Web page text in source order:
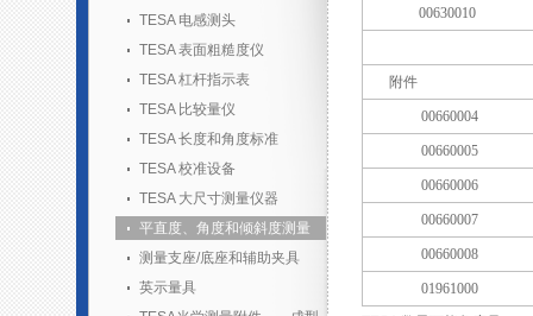
TESA 电感测头
TESA 表面粗糙度仪
TESA 杠杆指示表
TESA 比较量仪
TESA 长度和角度标准
TESA 校准设备
TESA 大尺寸测量仪器
平直度、角度和倾斜度测量
测量支座/底座和辅助夹具
英示量具
00630010
附件
00660004
00660005
00660006
00660007
00660008
01961000